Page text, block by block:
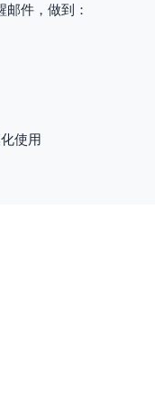
件，做到：
使用